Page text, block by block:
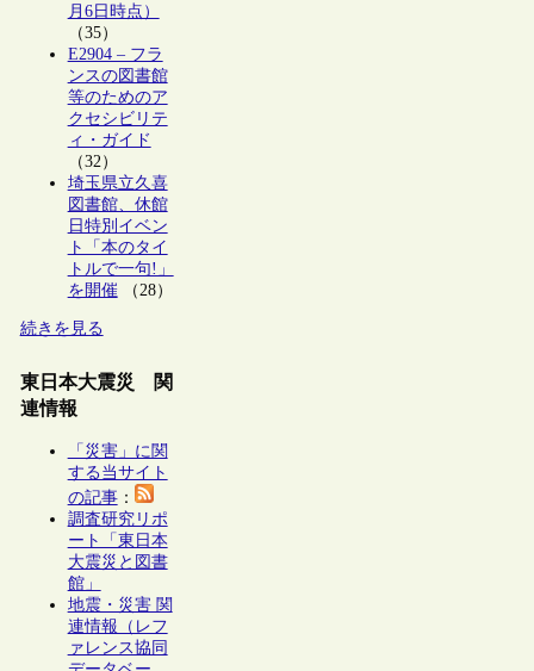
月6日時点）
（35）
E2904 – フラ
ンスの図書館
等のためのア
クセシビリテ
ィ・ガイド
（32）
埼玉県立久喜
図書館、休館
日特別イベン
ト「本のタイ
トルで一句!」
を開催（28）
続きを見る
東日本大震災 関
連情報
「災害」に関
する当サイト
の記事：
調査研究リポ
ート「東日本
大震災と図書
館」
地震・災害 関
連情報（レフ
ァレンス協同